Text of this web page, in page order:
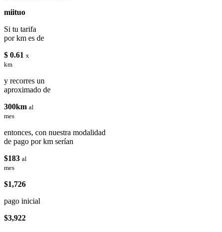
miituo
Si tu tarifa
por km es de
$ 0.61 x
km
y recorres un
aproximado de
300km al
mes
entonces, con nuestra modalidad
de pago por km serían
$183 al
mes
$1,726
pago inicial
$3,922